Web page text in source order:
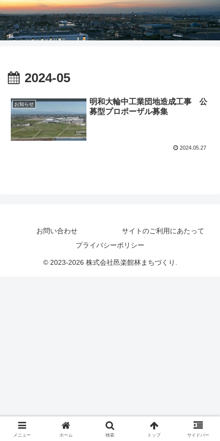
株式会社邑楽館林まちづくり
2024-05
お知らせ
明和大輪中工業団地造成工事 公
募型プロポーザル募集
2024.05.27
お問い合わせ
サイトのご利用にあたって
プライバシーポリシー
© 2023-2026 株式会社邑楽館林まちづくり.
メニュー ホーム 検索 トップ サイドバー